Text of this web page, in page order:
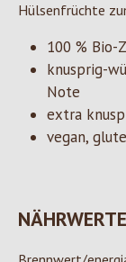
Hülsenfrüchte
100 % Bio-
knusprig-
Note
extra
vegan,